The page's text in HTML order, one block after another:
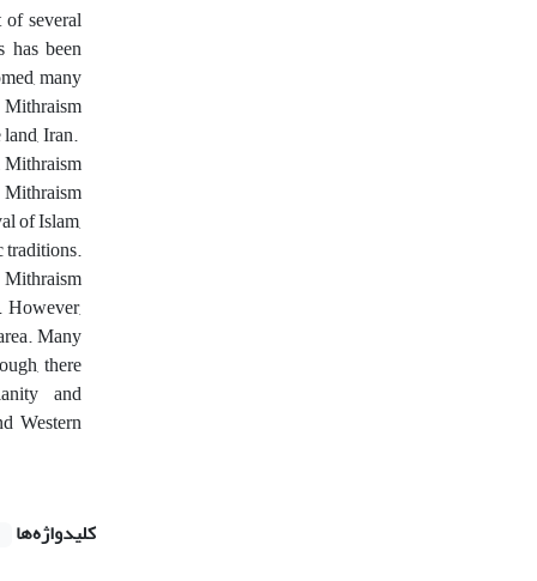
several
has been
many
Iran.
of Islam,
traditions.
Many
there
and
Western
کلیدواژه‌ها